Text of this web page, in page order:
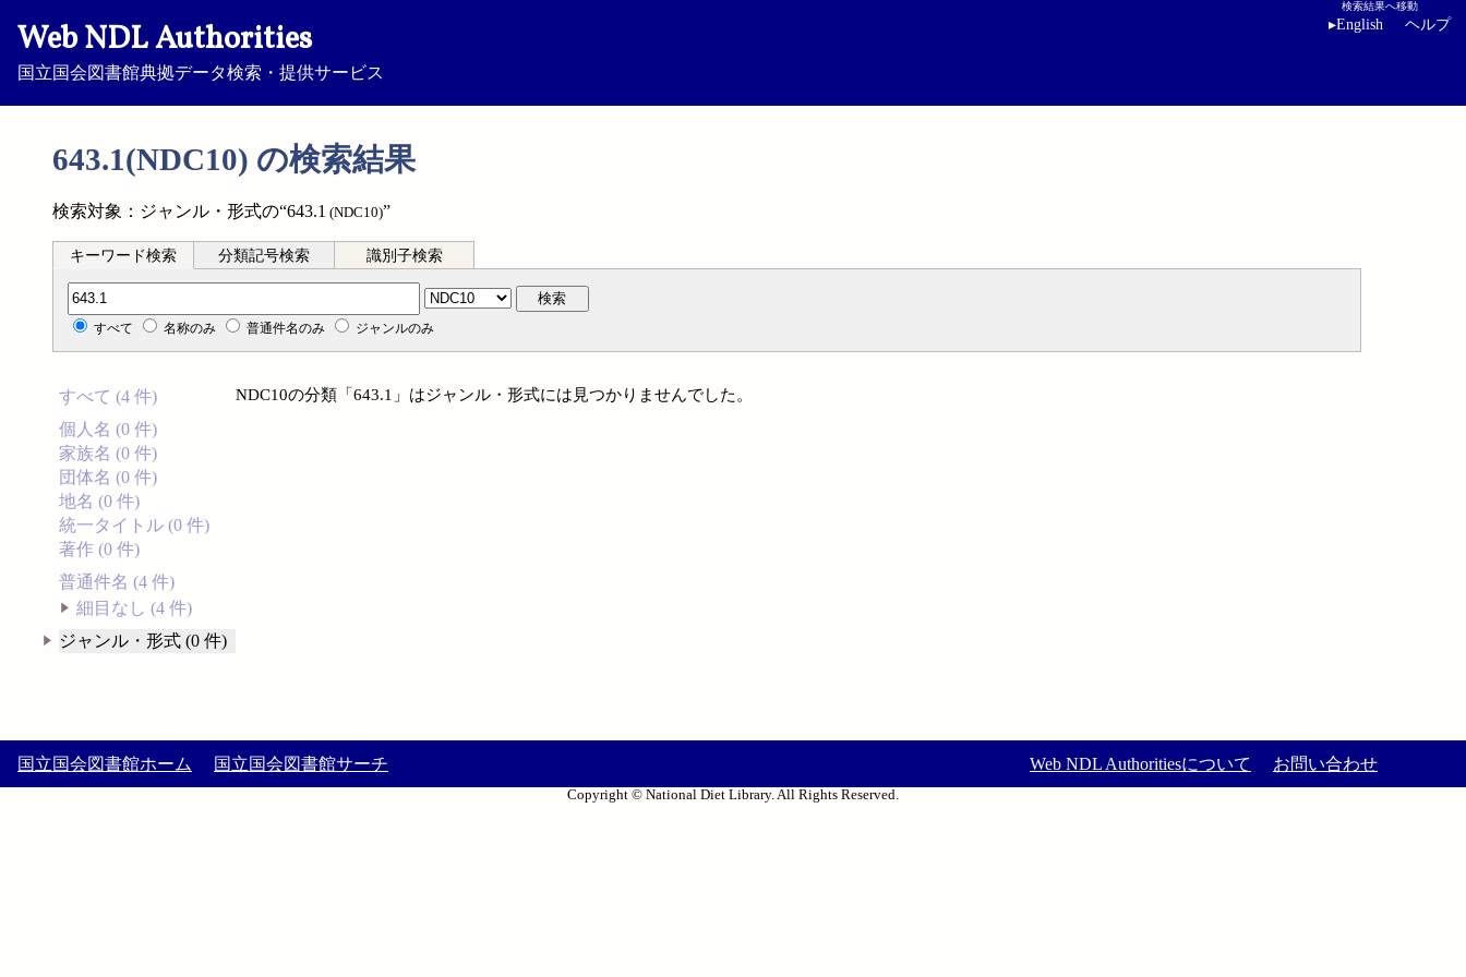
Web NDL Authorities
国立国会図書館典拠データ検索・提供サービス
検索結果へ移動
▸English ヘルプ
643.1(NDC10) の検索結果
検索対象：ジャンル・形式の“643.1 (NDC10)”
キーワード検索 分類記号検索 識別子検索
分類記号検索 検索
すべて 名称のみ 普通件名のみ ジャンルのみ
すべて (4 件)
個人名 (0 件)
家族名 (0 件)
団体名 (0 件)
地名 (0 件)
統一タイトル (0 件)
著作 (0 件)
普通件名 (4 件)
細目なし (4 件)
ジャンル・形式 (0 件)
NDC10の分類「643.1」はジャンル・形式には見つかりませんでした。
国立国会図書館ホーム 国立国会図書館サーチ Web NDL Authoritiesについて お問い合わせ
Copyright © National Diet Library. All Rights Reserved.